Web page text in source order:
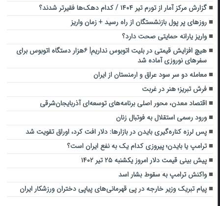
گزارش مرکز آمار از تورم تیر ۱۴۰۴ / کدام دهک‌ها فقیرتر شدند؟
روزهای پر پول بازنشستگان از راه رسید + زمان واریز
واریز یارانه حمایتی صحت دارد؟
هیچ افزایش قیمتی در بلیت اتوبوس نداریم| ۶هزار دستگاه اتوبوس برای
سفرهای نوروزی آماده شد
معامله دو سر سود عراق و ارمنستان از ایران
فرش تبریز؛ هنر در غربت
اقتصاد معدن، محور اصلی برنامه‌های توسعه‌ای آذربایجان‌شرقی
ورود رسمی استقلال به فوتبال زنان
پس لرزه کناره‌گیری بایدن در بازارها: دلار افت کرد، اوراق تقویت شد
ترامپ یا بایدن؛ پیروزی کدام یک به نفع ایران است؟
پیش بینی قیمت دلار امروز یکشنبه ۲۵ تیر ۱۴۰۲
واکنش ترامپ به سقوط بشار اسد
پیام تبریک وزیر خارجه در پی قهرمانی‌های پیاپی دختران ورزشکار ایران